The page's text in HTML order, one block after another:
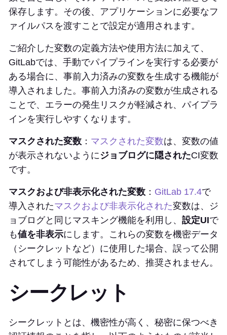
保存します。その後、アプリケーションに必要なフ
ァイルパスを渡すことで設定が適用されます。
ご紹介した変数の定義方法や使用方法に加えて、
GitLabでは、手動でパイプラインを実行する必要が
ある場合に、事前入力済みの変数を生成する機能が
導入されました。事前入力済みの変数が生成される
ことで、エラーの発生リスクが軽減され、パイプラ
インを実行しやすくなります。
マスクされた変数 ： マスクされた変数は、変数の値
が表示されないようにジョブログに隠されたCI変数
です。
マスクおよび非表示化された変数 ： GitLab 17.4で
導入されたマスクおよび非表示化された変数は、ジ
ョブログと同じマスキング機能を利用し、 設定UIで
も値を非表示にします。これらの変数を機密データ
（シークレットなど）に使用した場合、誤って公開
されてしまう可能性があるため、推奨されません。
シークレット
シークレットとは、機密性が高く、秘密に保つべき